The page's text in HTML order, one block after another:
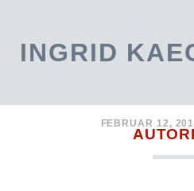
INGRID
FEBRUAR 12,